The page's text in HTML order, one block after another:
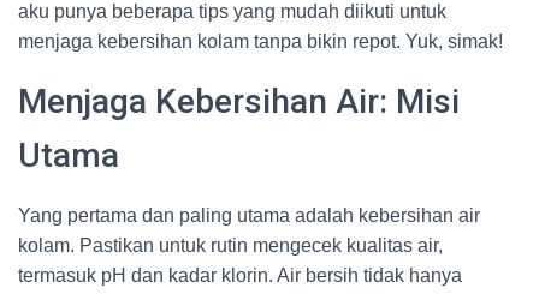
aku punya beberapa tips yang mudah diikuti untuk
menjaga kebersihan kolam tanpa bikin repot. Yuk, simak!
Menjaga Kebersihan Air: Misi
Utama
Yang pertama dan paling utama adalah kebersihan air
kolam. Pastikan untuk rutin mengecek kualitas air,
termasuk pH dan kadar klorin. Air bersih tidak hanya